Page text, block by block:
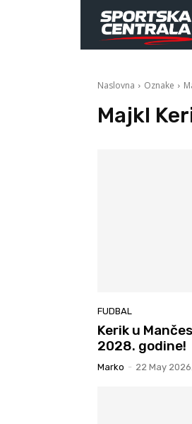
Naslovna Oznake
Majkl
FUDBAL
Kerik u
2028. godine!
Marko - 22 May